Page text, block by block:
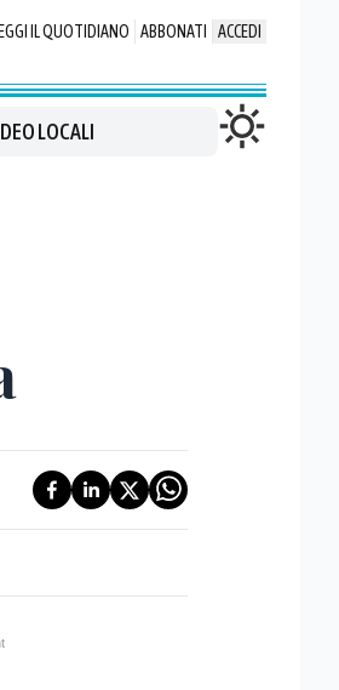
IL QUOTIDIANO ABBONATI ACCEDI
LOCALI